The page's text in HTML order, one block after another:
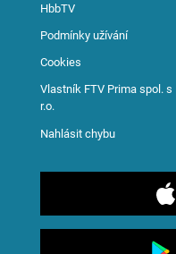
HbbTV
Podmínky užívání
Cookies
Vlastník FTV Prima spol. s
r.o.
Nahlásit chybu